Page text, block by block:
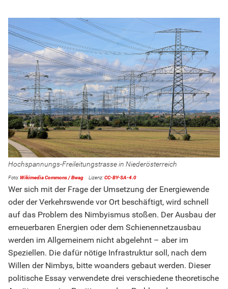
INTERNATIONAL
Hochspannungs-Freileitungstrasse in Niederösterreich
Wikimedia Commons / Bwag CC-BY-SA-4.0
Wer sich mit der Frage der Umsetzung der Energiewende
oder der Verkehrswende vor Ort beschäftigt, wird schnell
auf das Problem des Nimbyismus stoßen. Der Ausbau der
erneuerbaren Energien oder dem Schienennetzausbau
werden im Allgemeinem nicht abgelehnt – aber im
Speziellen. Die dafür nötige Infrastruktur soll, nach dem
Willen der Nimbys, bitte woanders gebaut werden. Dieser
politische Essay verwendete drei verschiedene theoretische